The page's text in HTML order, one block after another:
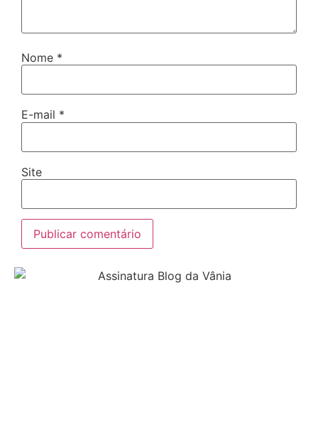
Nome *
E-mail *
Site